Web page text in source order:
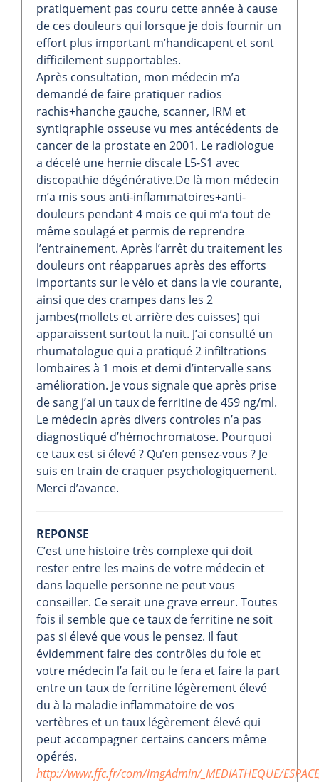
pratiquement pas couru cette année à cause
de ces douleurs qui lorsque je dois fournir un
effort plus important m’handicapent et sont
difficilement supportables.
Après consultation, mon médecin m’a
demandé de faire pratiquer radios
rachis+hanche gauche, scanner, IRM et
syntiqraphie osseuse vu mes antécédents de
cancer de la prostate en 2001. Le radiologue
a décelé une hernie discale L5-S1 avec
discopathie dégénérative.De là mon médecin
m’a mis sous anti-inflammatoires+anti-
douleurs pendant 4 mois ce qui m’a tout de
même soulagé et permis de reprendre
l’entrainement. Après l’arrêt du traitement les
douleurs ont réapparues après des efforts
importants sur le vélo et dans la vie courante,
ainsi que des crampes dans les 2
jambes(mollets et arrière des cuisses) qui
apparaissent surtout la nuit. J’ai consulté un
rhumatologue qui a pratiqué 2 infiltrations
lombaires à 1 mois et demi d’intervalle sans
amélioration. Je vous signale que après prise
de sang j’ai un taux de ferritine de 459 ng/ml.
Le médecin après divers controles n’a pas
diagnostiqué d’hémochromatose. Pourquoi
ce taux est si élevé ? Qu’en pensez-vous ? Je
suis en train de craquer psychologiquement.
Merci d’avance.
REPONSE
C’est une histoire très complexe qui doit
rester entre les mains de votre médecin et
dans laquelle personne ne peut vous
conseiller. Ce serait une grave erreur. Toutes
fois il semble que ce taux de ferritine ne soit
pas si élevé que vous le pensez. Il faut
évidemment faire des contrôles du foie et
votre médecin l’a fait ou le fera et faire la part
entre un taux de ferritine légèrement élevé
du à la maladie inflammatoire de vos
vertèbres et un taux légèrement élevé qui
peut accompagner certains cancers même
opérés.
http://www.ffc.fr/com/imgAdmin/_MEDIATHEQUE/